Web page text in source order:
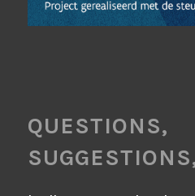
QUESTIONS,